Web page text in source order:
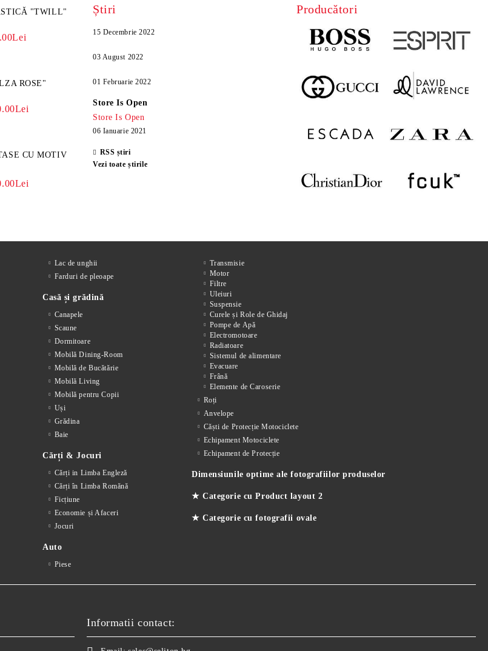
ELASTICĂ "TWILL"
"BALZA ROSE"
CU MOTIV
Știri
15 Decembrie 2022
03 August 2022
01 Februarie 2022
Store Is Open
Store Is Open
06 Ianuarie 2021
RSS știri
Vezi toate știrile
Producători
Lac de unghii
Farduri de pleoape
Casă și grădină
Canapele
Scaune
Dormitoare
Mobilă Dining-Room
Mobilă de Bucătărie
Mobilă Living
Mobilă pentru Copii
Uși
Grădina
Baie
Cărți & Jocuri
Cărți in Limba Engleză
Cărți în Limba Romănă
Ficțiune
Economie și Afaceri
Jocuri
Auto
Piese
Transmisie
Motor
Filtre
Uleiuri
Suspensie
Curele și Role de Ghidaj
Pompe de Apă
Electromotoare
Radiatoare
Sistemul de alimentare
Evacuare
Frână
Elemente de Caroserie
Roți
Anvelope
Căști de Protecție Motociclete
Echipament Motociclete
Echipament de Protecție
Dimensiunile optime ale fotografiilor produselor
★ Categorie cu Product layout 2
★ Categorie cu fotografii ovale
Informatii contact: